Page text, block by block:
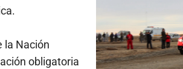
la Nación
obligatoria